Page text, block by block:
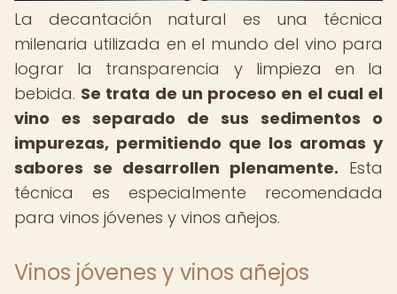
La decantación natural es una técnica
milenaria utilizada en el mundo del vino para
lograr la transparencia y limpieza en la
bebida. Se trata de un proceso en el cual el
vino es separado de sus sedimentos o
impurezas, permitiendo que los aromas y
sabores se desarrollen plenamente. Esta
técnica es especialmente recomendada
para vinos jóvenes y vinos añejos.
Vinos jóvenes y vinos añejos